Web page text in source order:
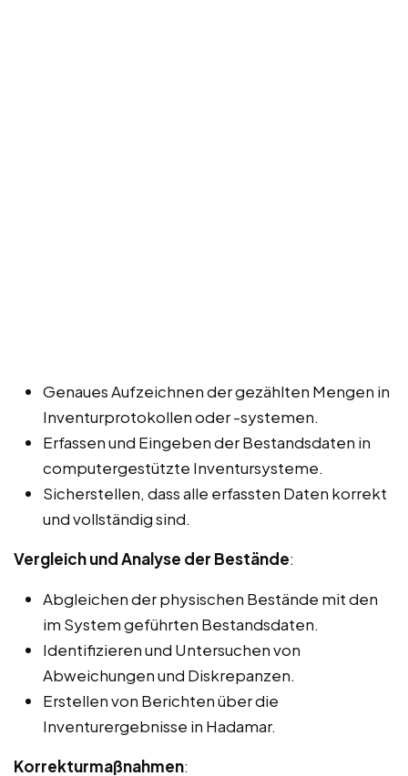
Genaues Aufzeichnen der gezählten Mengen in
Inventurprotokollen oder -systemen.
Erfassen und Eingeben der Bestandsdaten in
computergestützte Inventursysteme.
Sicherstellen, dass alle erfassten Daten korrekt
und vollständig sind.
Vergleich und Analyse der Bestände:
Abgleichen der physischen Bestände mit den
im System geführten Bestandsdaten.
Identifizieren und Untersuchen von
Abweichungen und Diskrepanzen.
Erstellen von Berichten über die
Inventurergebnisse in Hadamar.
Korrekturmaßnahmen: